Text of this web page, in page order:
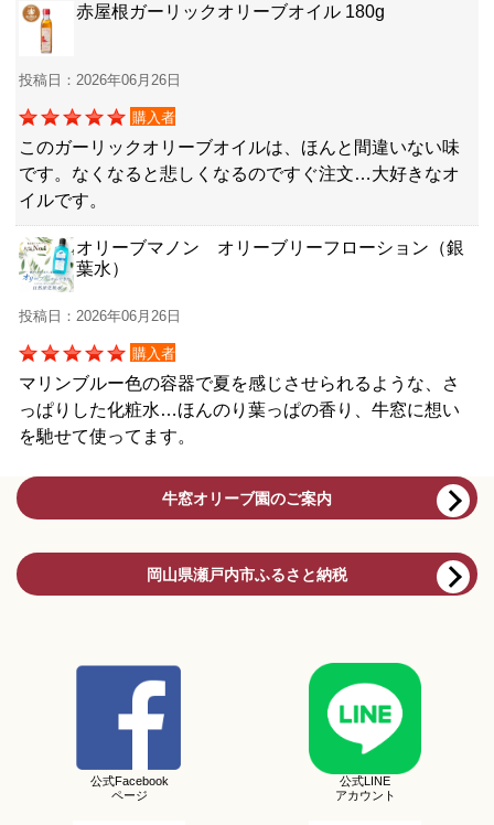
赤屋根ガーリックオリーブオイル 180g
投稿日：2026年06月26日
購入者
このガーリックオリーブオイルは、ほんと間違いない味
です。なくなると悲しくなるのですぐ注文…大好きなオ
イルです。
オリーブマノン オリーブリーフローション（銀
葉水）
投稿日：2026年06月26日
購入者
マリンブルー色の容器で夏を感じさせられるような、さ
っぱりした化粧水…ほんのり葉っぱの香り、牛窓に想い
を馳せて使ってます。
牛窓オリーブ園のご案内
岡山県瀬戸内市ふるさと納税
公式Facebook
ページ
公式LINE
アカウント